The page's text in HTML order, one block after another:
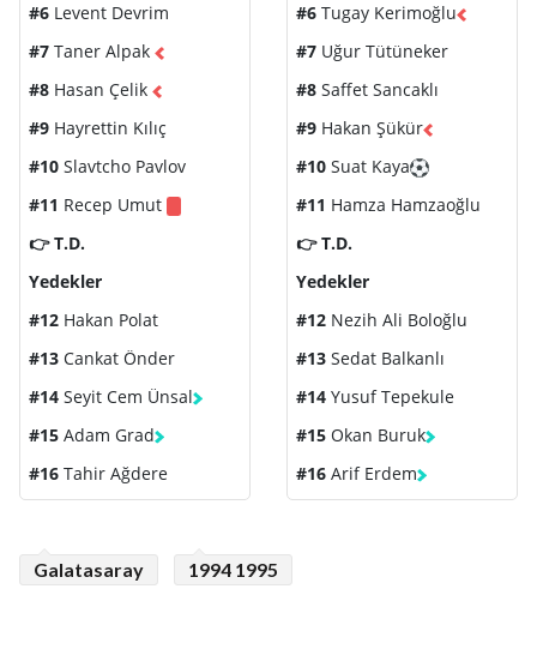
#6 Levent Devrim
#7 Taner Alpak
#8 Hasan Çelik
#9 Hayrettin Kılıç
#10 Slavtcho Pavlov
#11 Recep Umut
👉 T.D.
Yedekler
#12 Hakan Polat
#13 Cankat Önder
#14 Seyit Cem Ünsal
#15 Adam Grad
#16 Tahir Ağdere
#6 Tugay Kerimoğlu
#7 Uğur Tütüneker
#8 Saffet Sancaklı
#9 Hakan Şükür
#10 Suat Kaya
#11 Hamza Hamzaoğlu
👉 T.D.
Yedekler
#12 Nezih Ali Boloğlu
#13 Sedat Balkanlı
#14 Yusuf Tepekule
#15 Okan Buruk
#16 Arif Erdem
Galatasaray 1994 1995